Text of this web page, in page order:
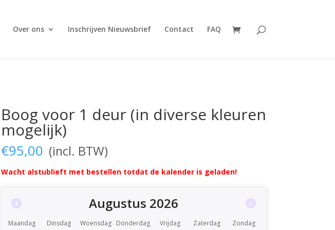
Over ons Inschrijven Nieuwsbrief Contact FAQ
Boog voor 1 deur (in diverse kleuren
mogelijk)
€95,00
Wacht alstublieft met bestellen totdat de kalender is geladen!
Augustus 2026
Maandag Dinsdag Woensdag Donderdag Vrijdag Zaterdag
Zondag